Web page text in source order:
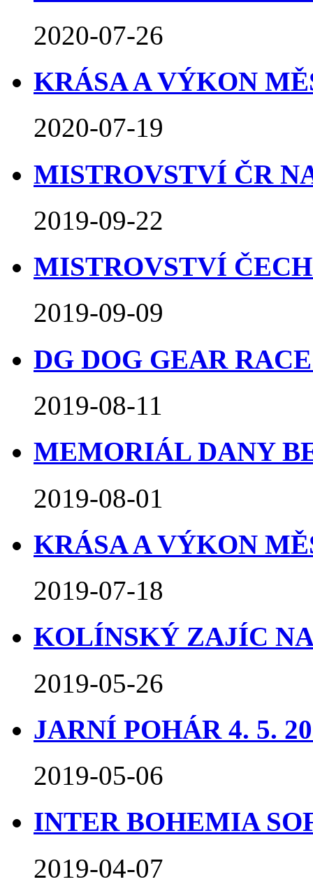
2020-07-26
KRÁSA A VÝKON
2020-07-19
MISTROVSTVÍ ČR
2019-09-22
MISTROVSTVÍ ČECH
2019-09-09
DG DOG GEAR
2019-08-11
MEMORIÁL DANY
2019-08-01
KRÁSA A VÝKON
2019-07-18
KOLÍNSKÝ ZAJÍC NA
2019-05-26
JARNÍ POHÁR 4. 5.
2019-05-06
INTER BOHEMIA
2019-04-07